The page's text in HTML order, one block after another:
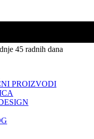
45 radnih dana
PROIZVODI